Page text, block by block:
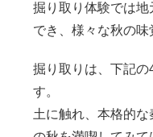
掘り取り体験では
でき、様々な秋の味
掘り取りは、下記の
す。
土に触れ、本格的